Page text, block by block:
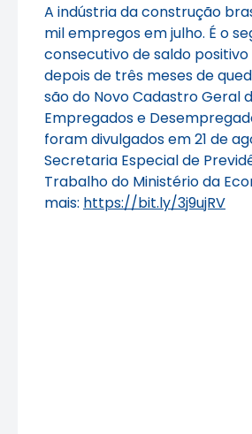
A indústria da construção
mil empregos em julho. É o
consecutivo de saldo
depois de três meses de
são do Novo Cadastro Geral
Empregados e
foram divulgados em 21 de
Secretaria Especial de
Trabalho do Ministério da
mais: https://bit.ly/3j9ujRV